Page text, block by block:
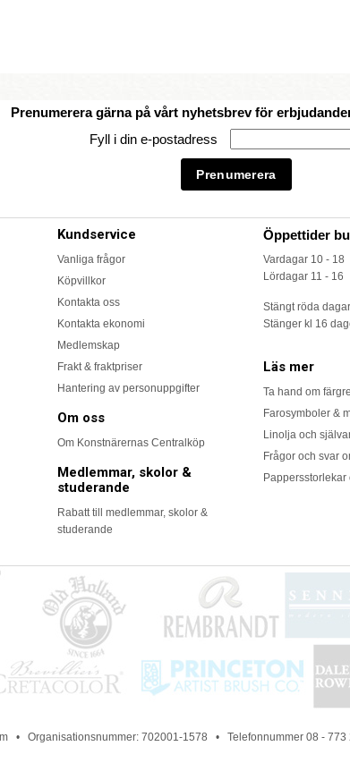
Prenumerera gärna på vårt nyhetsbrev för
Fyll i din e-postadress
Kundservice
Vanliga frågor
Köpvillkor
Kontakta oss
Kontakta ekonomi
Medlemskap
Frakt & fraktpriser
Hantering av personuppgifter
Om oss
Om Konstnärernas Centralköp
Medlemmar, skolor &
studerande
Rabatt till medlemmar, skolor &
studerande
Öppettider
Vardagar 10 - 18
Lördagar 11 - 16
Stängt röda dagar
Stänger kl 16
Läs mer
Ta hand om
Farosymboler &
Linolja och
Frågor och svar
Pappersstorlekar
• Organisationsnummer: 702001-1578 • Telefonnummer 08 -